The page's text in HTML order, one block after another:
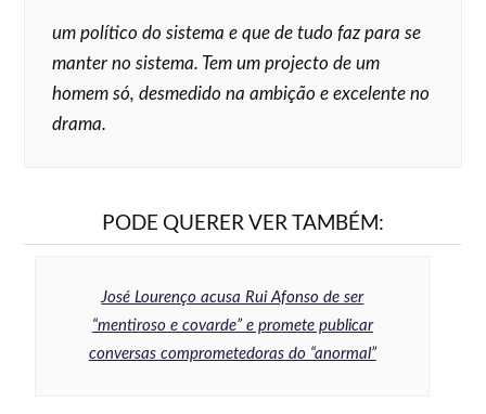
um político do sistema e que de tudo faz para se
manter no sistema. Tem um projecto de um
homem só, desmedido na ambição e excelente no
drama.
PODE QUERER VER TAMBÉM:
José Lourenço acusa Rui Afonso de ser
“mentiroso e covarde” e promete publicar
conversas comprometedoras do “anormal”